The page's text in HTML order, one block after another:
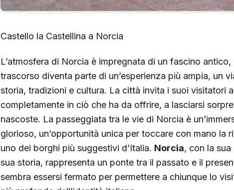
Castello la Castellina a Norcia
L’atmosfera di Norcia è impregnata di un fascino
trascorso diventa parte di un’esperienza più ampia, un
storia, tradizioni e cultura. La città invita i suoi visitatori
completamente in ciò che ha da offrire, a lasciarsi
nascoste. La passeggiata tra le vie di Norcia è
glorioso, un’opportunità unica per toccare con mano la
uno dei borghi più suggestivi d’Italia. Norcia, con la sua
sua storia, rappresenta un ponte tra il passato e il
sembra essersi fermato per permettere a chiunque lo